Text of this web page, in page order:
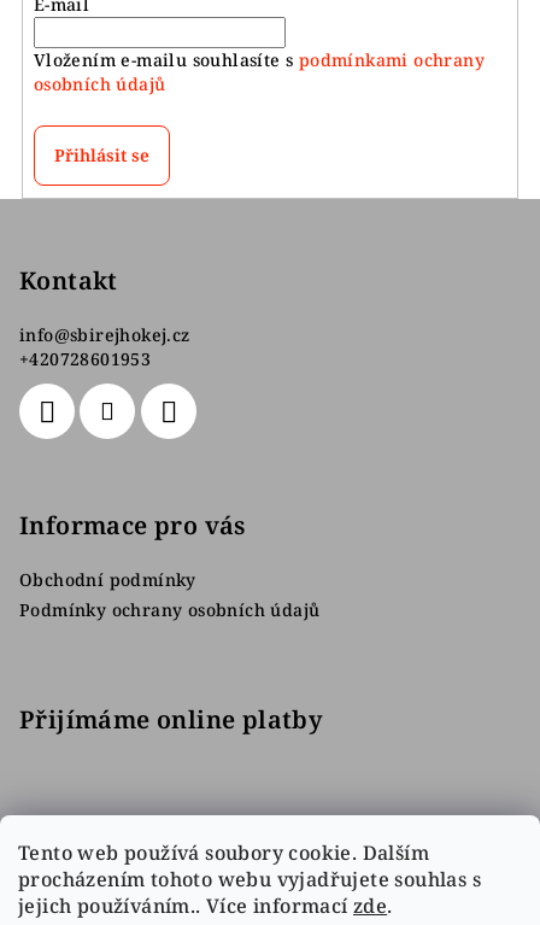
Tento web používá soubory cookie. Dalším
procházením tohoto webu vyjadřujete souhlas s
jejich používáním.. Více informací zde.
Vložením e-mailu souhlasíte s podmínkami ochrany
osobních údajů
Přihlásit se
Kontakt
info@sbirejhokej.cz
+420728601953
Informace pro vás
Obchodní podmínky
Podmínky ochrany osobních údajů
Přijímáme online platby
Facebook